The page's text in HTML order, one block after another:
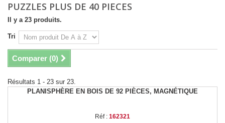
PUZZLES PLUS DE 40 PIECES
Il y a 23 produits.
Tri
Comparer (0)
Résultats 1 - 23 sur 23.
PLANISPHÈRE EN BOIS DE 92 PIÈCES, MAGNÉTIQUE
Réf : 162321